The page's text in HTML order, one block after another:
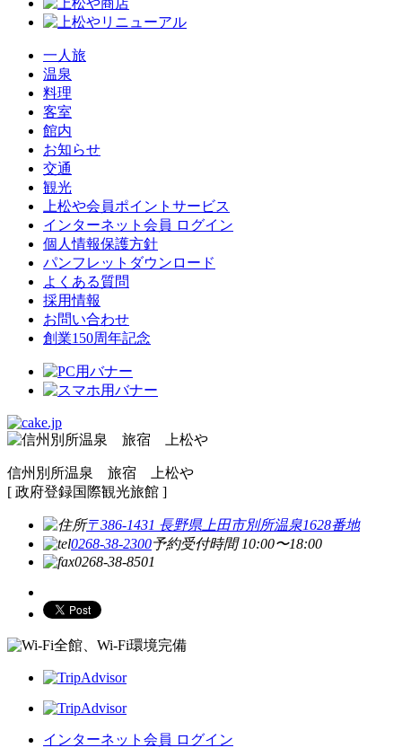
一人旅
温泉
料理
客室
館内
お知らせ
交通
観光
上松や会員ポイントサービス
インターネット会員 ログイン
個人情報保護方針
パンフレットダウンロード
よくある質問
採用情報
お問い合わせ
創業150周年記念
信州別所温泉 旅宿 上松や
[ 政府登録国際観光旅館 ]
〒386-1431 長野県上田市別所温泉1628番地
0268-38-2300予約受付時間 10:00〜18:00
0268-38-8501
全館、Wi-Fi環境完備
インターネット会員 ログイン